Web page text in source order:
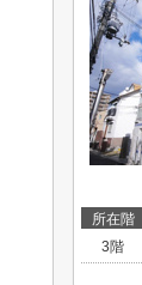
所在階
3階